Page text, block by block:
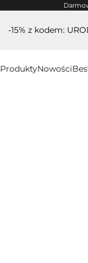
-15% z kodem:
ProduktyNowości